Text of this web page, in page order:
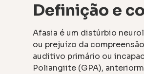
Definição e
Afasia é um distúrbio
ou prejuízo da
auditivo primário ou
Poliangiite (GPA),